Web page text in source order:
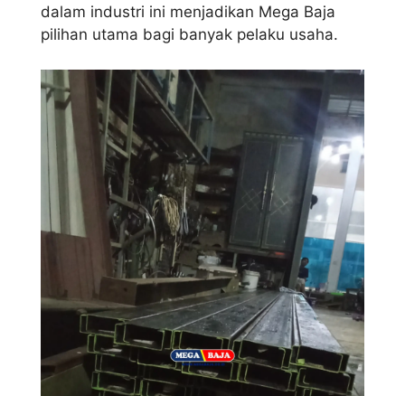
dalam industri ini menjadikan Mega Baja
pilihan utama bagi banyak pelaku usaha.